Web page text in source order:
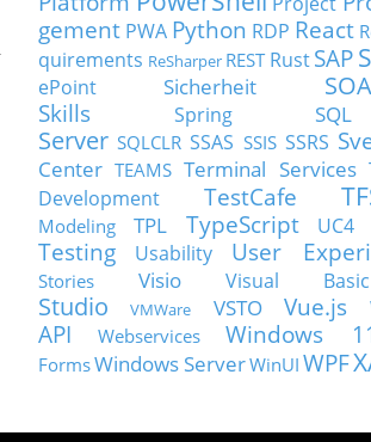
gement PWA Python RDP React
quirements ReSharper REST Rust SAP
ePoint
Sicherheit SOA
Skills
Spring SQL
Server SQLCLR SSAS SSIS SSRS
Center TEAMS Terminal Services
Development
TestCafe
Modeling
TPL TypeScript UC4
Testing
Usability User
Stories
Visio Visual Basic
Studio
VMWare VSTO Vue.js
API
Webservices Windows
FormsWindows ServerWinUI WPF